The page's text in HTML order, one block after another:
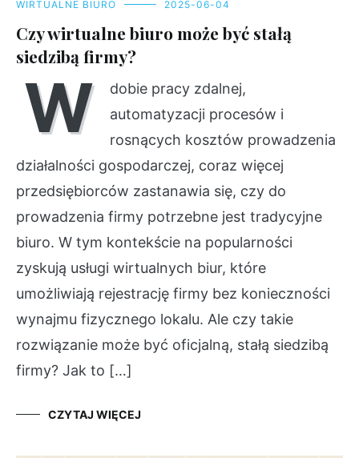
WIRTUALNE BIURO 2025-06-04
Czy wirtualne biuro może być stałą
siedzibą firmy?
W
dobie pracy zdalnej,
automatyzacji procesów i
rosnących kosztów prowadzenia
działalności gospodarczej, coraz więcej
przedsiębiorców zastanawia się, czy do
prowadzenia firmy potrzebne jest tradycyjne
biuro. W tym kontekście na popularności
zyskują usługi wirtualnych biur, które
umożliwiają rejestrację firmy bez konieczności
wynajmu fizycznego lokalu. Ale czy takie
rozwiązanie może być oficjalną, stałą siedzibą
firmy? Jak to […]
CZYTAJ WIĘCEJ